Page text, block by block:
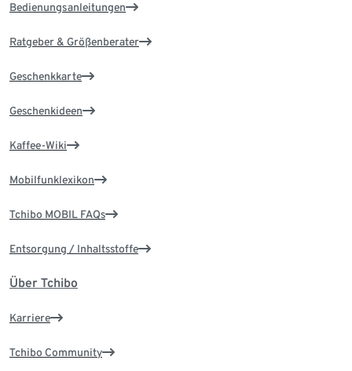
Bedienungsanleitungen
Ratgeber & Größenberater
Geschenkkarte
Geschenkideen
Kaffee-Wiki
Mobilfunklexikon
Tchibo MOBIL FAQs
Entsorgung / Inhaltsstoffe
Über Tchibo
Karriere
Tchibo Community